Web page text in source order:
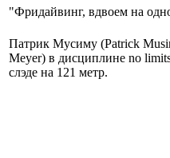
"Фридайвинг, вдвоем на
Патрик Мусиму (Patrick
Meyer) в дисциплине no
слэде на 121 метр.